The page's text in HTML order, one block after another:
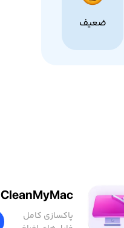
ضعیف
CleanMyMac
پاکسازی کامل